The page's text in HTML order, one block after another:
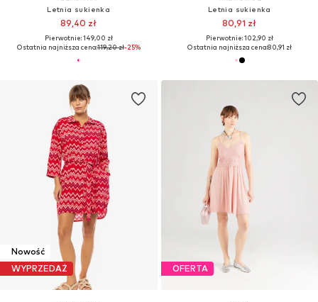
Letnia sukienka
89,40 zł
Pierwotnie: 149,00 zł
Ostatnia najniższa cena:119,20 zł-25%
Letnia sukienka
80,91 zł
Pierwotnie: 102,90 zł
Ostatnia najniższa cena:80,91 zł
Nowość
WYPRZEDAŻ
OFERTA